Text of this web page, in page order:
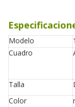
Modelo
Cuadro
Talla
Color